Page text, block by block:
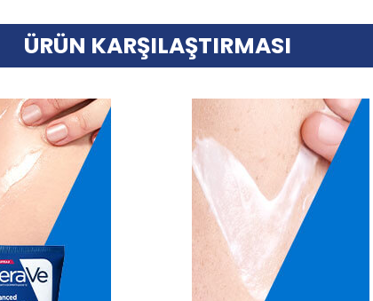
ÜRÜN KARŞILAŞTIRMASI